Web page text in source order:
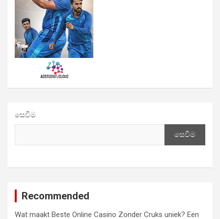
සෙවීම
සෙවීම
Recommended
Wat maakt Beste Online Casino Zonder Cruks uniek? Een